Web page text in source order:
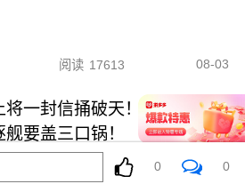
阅读 17613 08-03
将一封信捅破天！美军五艘驱
舰要盖三口锅！
阅读 7511
0 0